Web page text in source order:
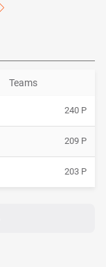
Teams
240 P
209 P
203 P